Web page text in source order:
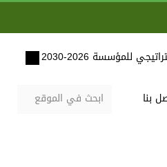
للمؤسسة 2026-2030
بنا